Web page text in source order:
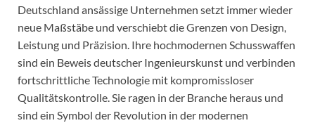
Deutschland ansässige Unternehmen setzt immer wieder
neue Maßstäbe und verschiebt die Grenzen von Design,
Leistung und Präzision. Ihre hochmodernen Schusswaffen
sind ein Beweis deutscher Ingenieurskunst und verbinden
fortschrittliche Technologie mit kompromissloser
Qualitätskontrolle. Sie ragen in der Branche heraus und
sind ein Symbol der Revolution in der modernen